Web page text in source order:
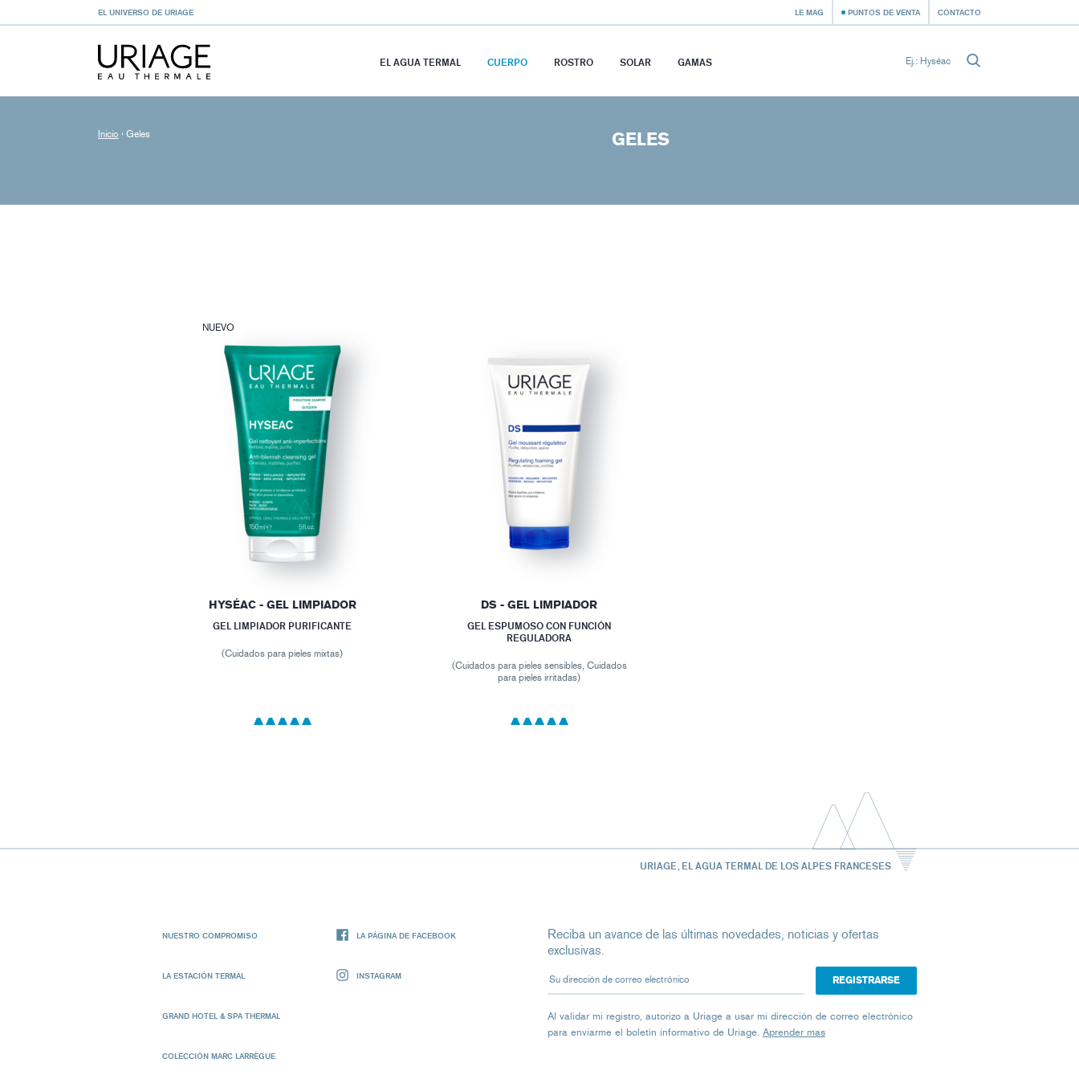
EL UNIVERSO DE URIAGE LE MAG PUNTOS DE VENTA CONTACTO
EL AGUA TERMAL CUERPO ROSTRO SOLAR GAMAS
Inicio › Geles GELES
NUEVO
HYSÉAC - GEL LIMPIADOR
GEL LIMPIADOR PURIFICANTE
(Cuidados para pieles mixtas)
DS - GEL LIMPIADOR
GEL ESPUMOSO CON FUNCIÓN
REGULADORA
(Cuidados para pieles sensibles, Cuidados
para pieles irritadas)
URIAGE, EL AGUA TERMAL DE LOS ALPES FRANCESES
NUESTRO COMPROMISO
LA ESTACIÓN TERMAL
GRAND HOTEL & SPA THERMAL
COLECCIÓN MARC LARRÈGUE
LA PÁGINA DE FACEBOOK
INSTAGRAM
Reciba un avance de las últimas novedades, noticias y ofertas
exclusivas.
Su dirección de correo electrónico
Al validar mi registro, autorizo ​​a Uriage a usar mi dirección de correo electrónico
para enviarme el boletín informativo de Uriage. Aprender mas